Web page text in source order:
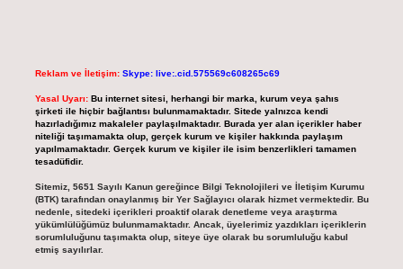
Reklam ve İletişim: Skype: live:.cid.575569c608265c69
Yasal Uyarı: Bu internet sitesi, herhangi bir marka, kurum veya şahıs
şirketi ile hiçbir bağlantısı bulunmamaktadır. Sitede yalnızca kendi
hazırladığımız makaleler paylaşılmaktadır. Burada yer alan içerikler haber
niteliği taşımamakta olup, gerçek kurum ve kişiler hakkında paylaşım
yapılmamaktadır. Gerçek kurum ve kişiler ile isim benzerlikleri tamamen
tesadüfidir.
Sitemiz, 5651 Sayılı Kanun gereğince Bilgi Teknolojileri ve İletişim Kurumu
(BTK) tarafından onaylanmış bir Yer Sağlayıcı olarak hizmet vermektedir. Bu
nedenle, sitedeki içerikleri proaktif olarak denetleme veya araştırma
yükümlülüğümüz bulunmamaktadır. Ancak, üyelerimiz yazdıkları içeriklerin
sorumluluğunu taşımakta olup, siteye üye olarak bu sorumluluğu kabul
etmiş sayılırlar.